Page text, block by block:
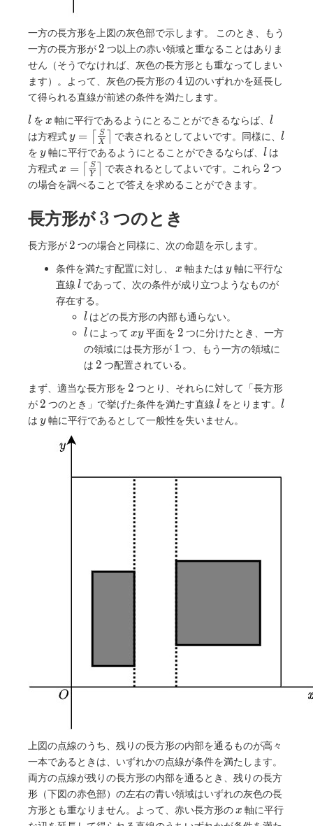
一方の長方形を上図の灰色部で示します。 このとき、もう
一方の長方形が 2
2 つ以上の赤い領域と重なることはありま
せん（そうでなければ、灰色の長方形とも重なってしまい
ます）。よって、灰色の長方形の4
4 辺のいずれかを延長し
て得られる直線が前述の条件を満たします。
l
l をx
x 軸に平行であるようにとることができるならば、l
l
は方程式y = \left
\lceil
\frac{S}
{X}
\right
y = X
S で表されるとしてよいです。同様に、l
l
を y
y軸に平行であるようにとることができるならば、 l
lは
方程式x = \left
\lceil
{Y}
\right
\rceil
x = Y
S で表されるとしてよいです。これら 2
2 つ
の場合を調べることで答えを求めることができます。
長方形が3
3 つのとき
長方形が 2
2 つの場合と同様に、次の命題を示します。
条件を満たす配置に対し、 x
x 軸または y
y軸に平行な
直線 l
l であって、次の条件が成り立つようなものが
存在する。
l
l はどの長方形の内部も通らない。
l
l によってxy
xy平面を 2
2 つに分けたとき、一方
の領域には長方形が 1
1 つ、もう一方の領域に
は 2
2 つ配置されている。
まず、適当な長方形を 2
2 つとり、それらに対して「長方形
が 2
2 つのとき」で挙げた条件を満たす直線 l
l をとります。l
l
は y
y軸に平行であるとして一般性を失いません。
上図の点線のうち、残りの長方形の内部を通るものが高々
一本であるときは、いずれかの点線が条件を満たします。
両方の点線が残りの長方形の内部を通るとき、残りの長方
形（下図の赤色部）の左右の青い領域はいずれの灰色の長
方形とも重なりません。よって、赤い長方形のx
x 軸に平行